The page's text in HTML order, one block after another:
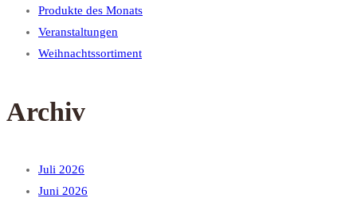
Produkte des Monats
Veranstaltungen
Weihnachtssortiment
Archiv
Juli 2026
Juni 2026